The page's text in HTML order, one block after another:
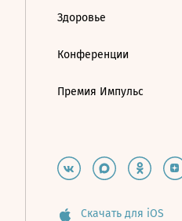
Здоровье
Конференции
Премия Импульс
Скачать для iOS